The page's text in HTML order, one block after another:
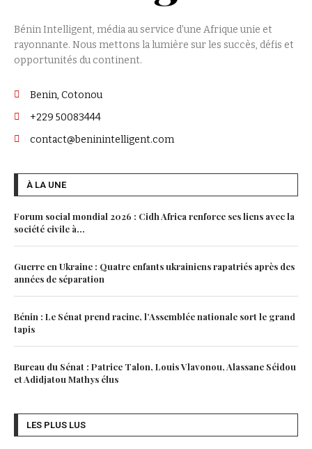
Bénin Intelligent, média au service d’une Afrique unie et
rayonnante. Nous mettons la lumière sur les succès, défis et
opportunités du continent.
Benin, Cotonou
+229 50083444
contact@beninintelligent.com
À LA UNE
Forum social mondial 2026 : Cidh Africa renforce ses liens avec la
société civile à...
Guerre en Ukraine : Quatre enfants ukrainiens rapatriés après des
années de séparation
Bénin : Le Sénat prend racine, l’Assemblée nationale sort le grand
tapis
Bureau du Sénat : Patrice Talon, Louis Vlavonou, Alassane Séidou
et Adidjatou Mathys élus
LES PLUS LUS